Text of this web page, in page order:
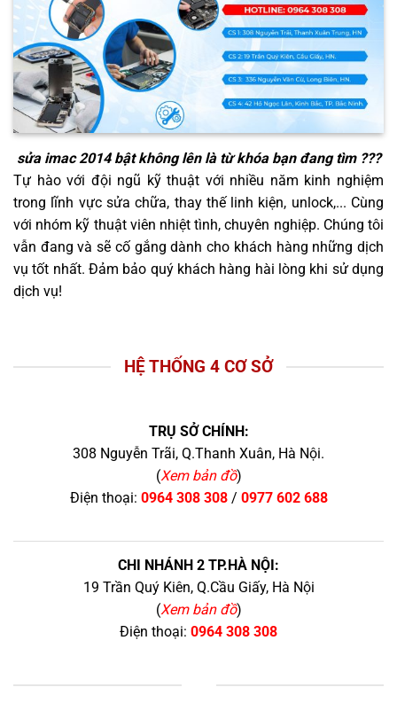
sửa imac 2014 bật không lênlà từ khóa bạn đang tìm ???
Tự hào với đội ngũ kỹ thuật với nhiều năm kinh nghiệm
trong lĩnh vực sửa chữa, thay thế linh kiện, unlock,... Cùng
với nhóm kỹ thuật viên nhiệt tình, chuyên nghiệp. Chúng tôi
vẫn đang và sẽ cố gắng dành cho khách hàng những dịch
vụ tốt nhất. Đảm bảo quý khách hàng hài lòng khi sử dụng
dịch vụ!
HỆ THỐNG 4 CƠ SỞ
TRỤ SỞ CHÍNH:
308 Nguyễn Trãi, Q.Thanh Xuân, Hà Nội.
(Xem bản đồ)
Điện thoại: 0964 308 308/ 0977 602 688
CHI NHÁNH 2 TP.HÀ NỘI:
19 Trần Quý Kiên, Q.Cầu Giấy, Hà Nội
(Xem bản đồ)
Điện thoại: 0964 308 308